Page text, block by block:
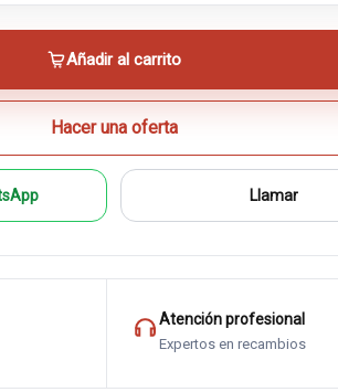
Añadir al carrito
Hacer una oferta
Llamar
Atención profesional
Expertos en recambios